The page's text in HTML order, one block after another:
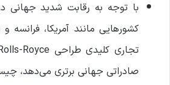
کشورهایی مانند آمریکا،
صادراتی جهانی برتری می‌دهد،